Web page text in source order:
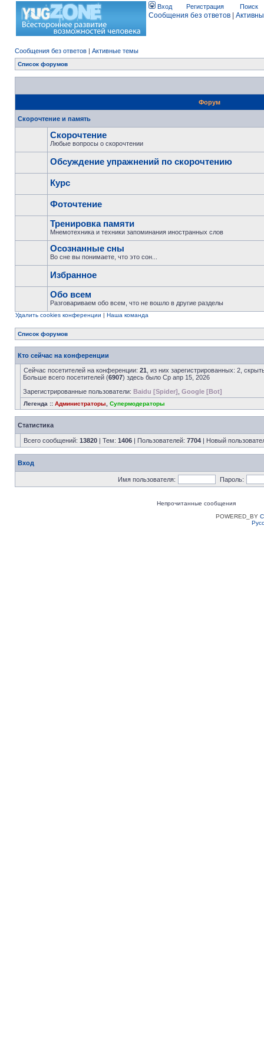
Вход Регистрация Поиск
Сообщения без ответов
Сообщения без ответов | Активные темы
Список форумов
Форум
Скорочтение и память
Скорочтение
Любые вопросы о скорочтении
Обсуждение упражнений по скорочтению
Курс
Фоточтение
Тренировка памяти
Мнемотехника и техники запоминания иностранных слов
Осознанные сны
Во сне вы понимаете, что это сон...
Избранное
Обо всем
Разговариваем обо всем, что не вошло в другие разделы
Удалить cookies конференции | Наша команда
Список форумов
Кто сейчас на конференции
Сейчас посетителей на конференции: 21 , из них зарегистрированных: 2,
Больше всего посетителей (6907) здесь было Ср апр 15, 2026
Зарегистрированные пользователи: Baidu [Spider] Google [Bot]
Легенда :: Администраторы Супермодераторы
Статистика
Всего сообщений: 13820 | Тем: 1406 | Пользователей: 7704 | Новый
Вход
Имя пользователя: Пароль:
Непрочитанные сообщения
POWERED_BY